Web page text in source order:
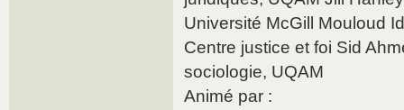
Université McGill Mouloud
Centre justice et foi Sid
sociologie, UQAM
Animé par :